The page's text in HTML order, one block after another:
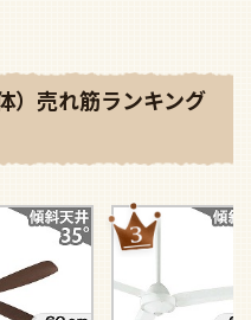
）売れ筋ランキング